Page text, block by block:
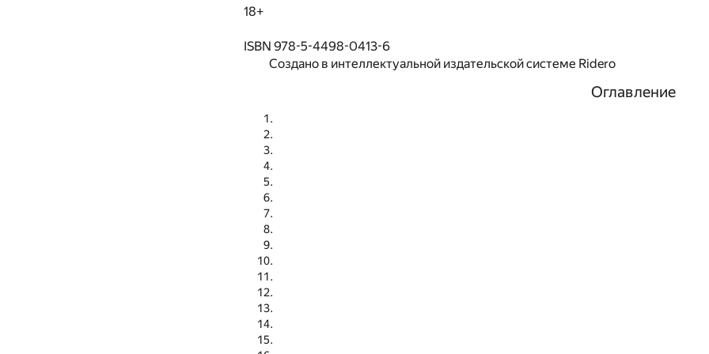
18+
ISBN 978-5-4498-0413-6
Создано в интеллектуальной издательской системе Ridero
Оглавление